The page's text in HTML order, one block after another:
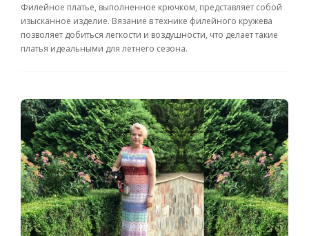
Филейное платье, выполненное крючком, представляет собой
изысканное изделие. Вязание в технике филейного кружева
позволяет добиться легкости и воздушности, что делает такие
платья идеальными для летнего сезона.